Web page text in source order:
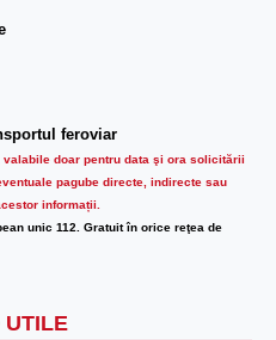
feroviar
doar pentru data şi ora solicitării
pagube directe, indirecte sau
informații.
unic 112. Gratuit în orice reţea de
UTILE